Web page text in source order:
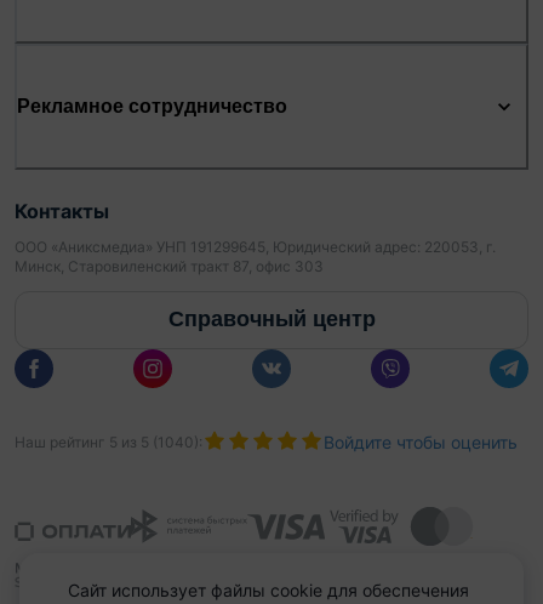
Рекламное сотрудничество
Контакты
ООО «Аниксмедиа» УНП 191299645, Юридический адрес: 220053, г.
Минск, Старовиленский тракт 87, офис 303
Справочный центр
Наш рейтинг 5 из 5 (1040): Войдите чтобы оценить
Сайт использует файлы cookie для обеспечения